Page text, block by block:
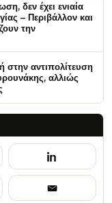
δεν έχει ενιαία
– Περιβάλλον και
την
στην αντιπολίτευση
αλλιώς